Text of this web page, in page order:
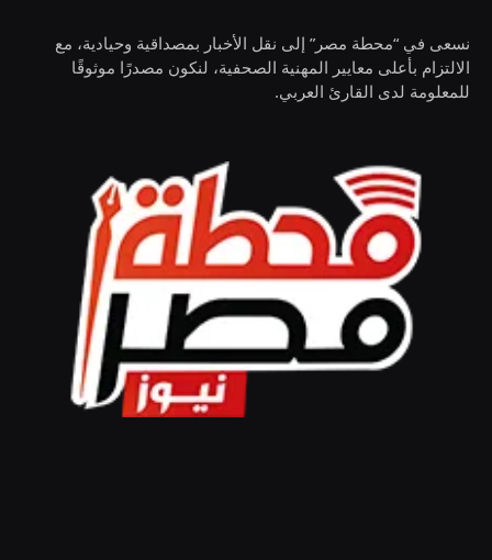
نسعى في “محطة مصر” إلى نقل الأخبار بمصداقية وحيادية، مع
الالتزام بأعلى معايير المهنية الصحفية، لنكون مصدرًا موثوقًا
للمعلومة لدى القارئ العربي.